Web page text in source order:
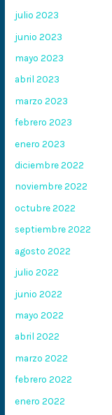
julio 2023
junio 2023
mayo 2023
abril 2023
marzo 2023
febrero 2023
enero 2023
diciembre 2022
noviembre 2022
octubre 2022
septiembre 2022
agosto 2022
julio 2022
junio 2022
mayo 2022
abril 2022
marzo 2022
febrero 2022
enero 2022